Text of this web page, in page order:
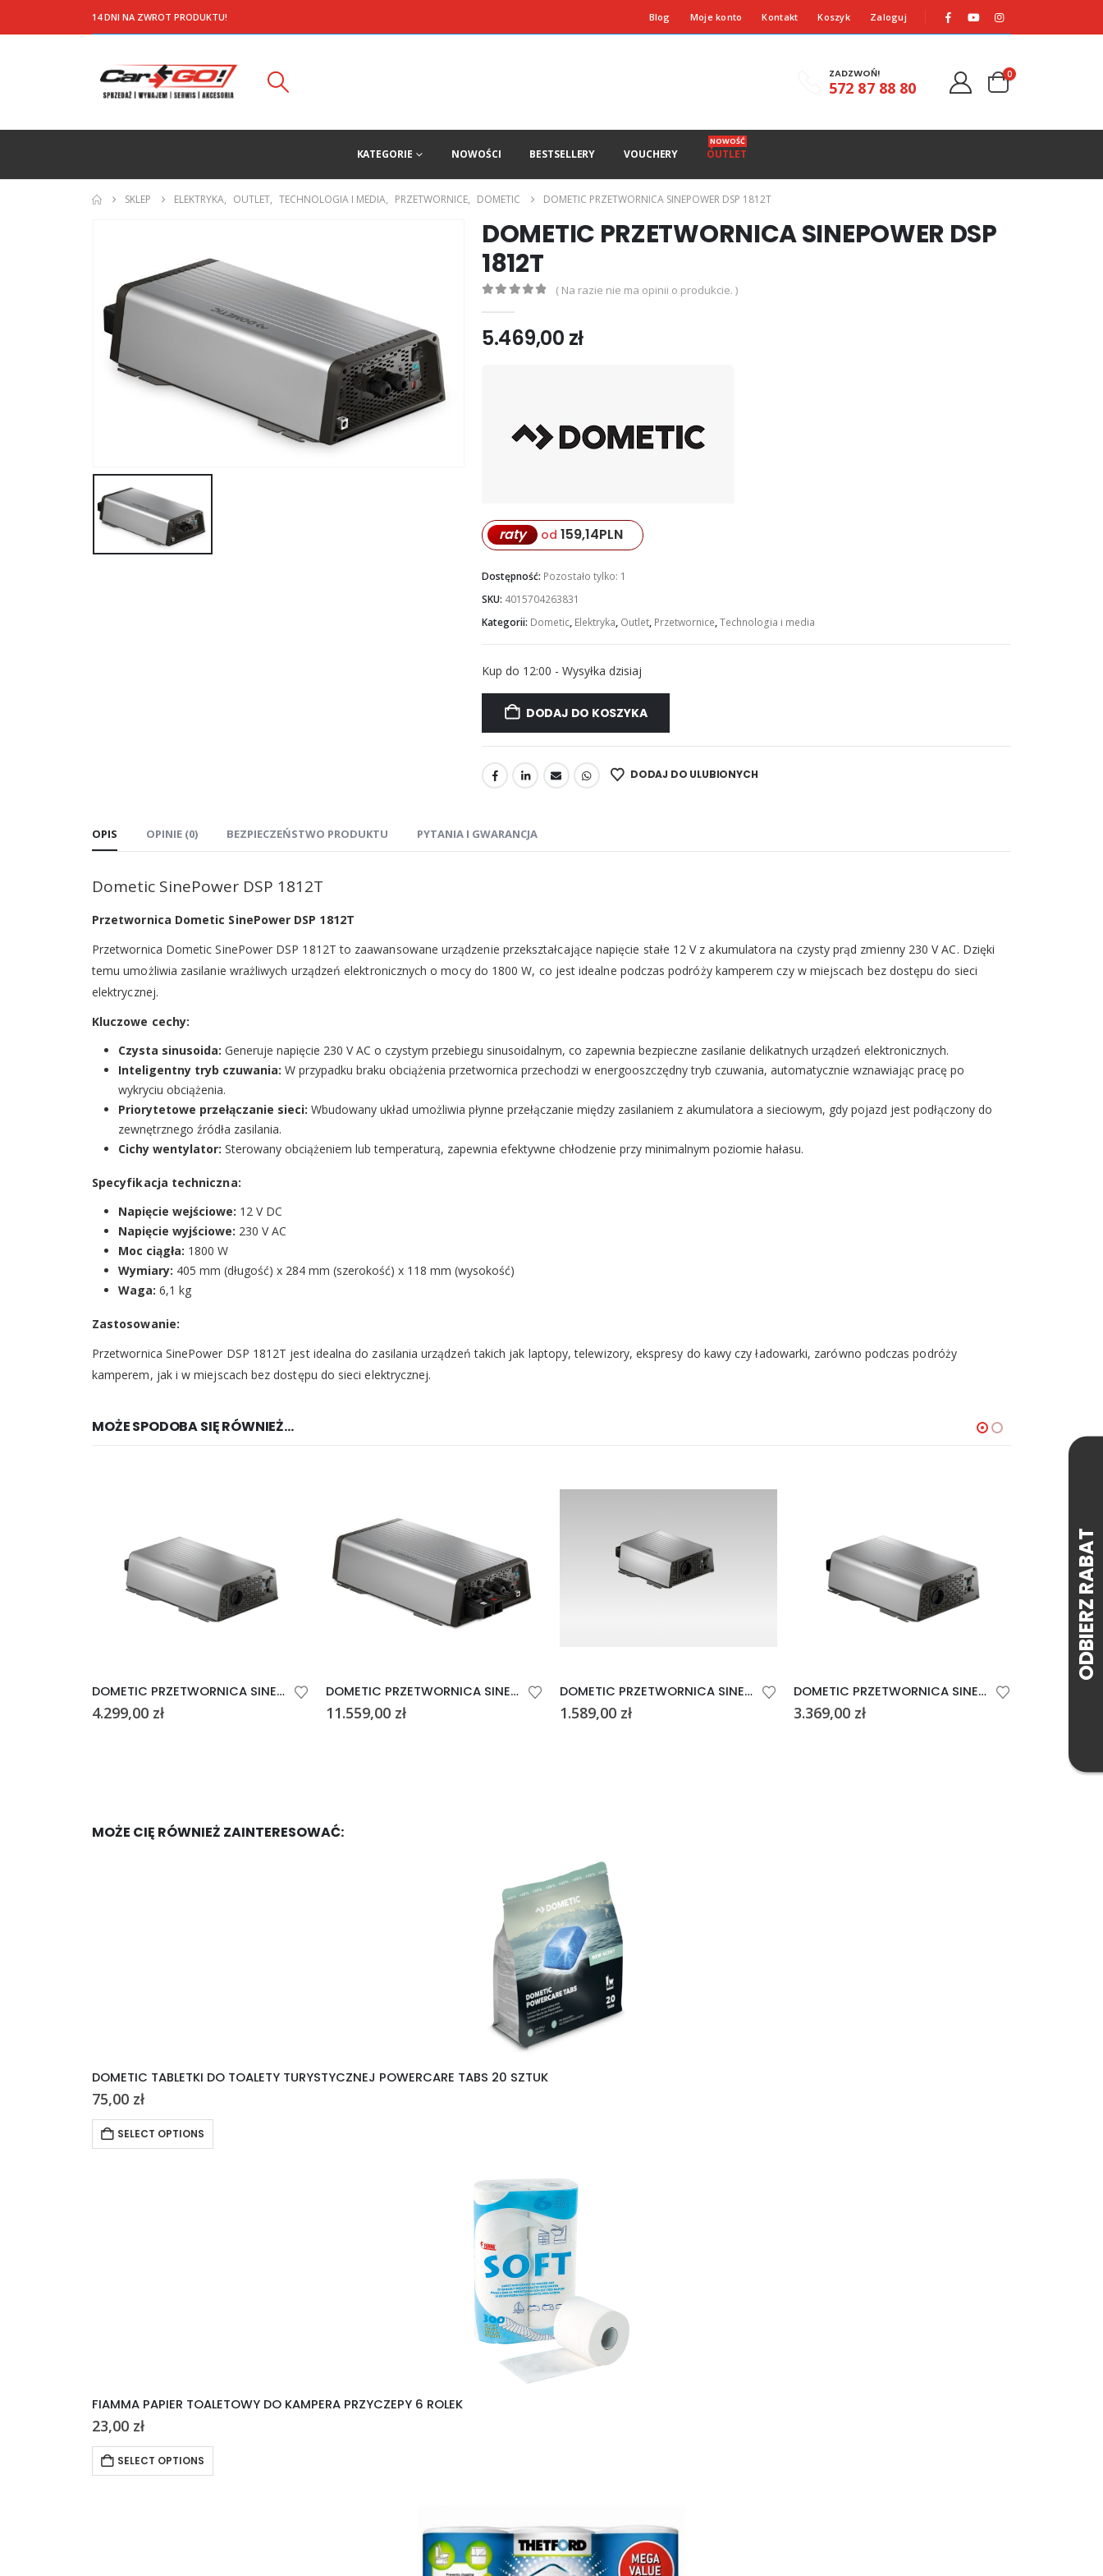
14 DNI NA ZWROT PRODUKTU! Blog Moje konto Kontakt Koszyk Zaloguj
ZADZWOŃ!
572 87 88 80
0
KATEGORIE NOWOŚCI BESTSELLERY VOUCHERY OUTLET
NOWOŚĆ
SKLEP ELEKTRYKA, OUTLET, TECHNOLOGIA I MEDIA, PRZETWORNICE, DOMETIC DOMETIC PRZETWORNICA SINEPOWER DSP 1812T
DOMETIC PRZETWORNICA SINEPOWER DSP
1812T
( Na razie nie ma opinii o produkcie. )
5.469,00 zł
raty od 159,14PLN
Dostępność: Pozostało tylko: 1
SKU: 4015704263831
Kategorii: Dometic, Elektryka, Outlet, Przetwornice,Technologia i media
Kup do 12:00 - Wysyłka dzisiaj
DODAJ DO KOSZYKA
DODAJ DO ULUBIONYCH
OPIS OPINIE (0) BEZPIECZEŃSTWO PRODUKTU PYTANIA I GWARANCJA
Dometic SinePower DSP 1812T
Przetwornica Dometic SinePower DSP 1812T
Przetwornica Dometic SinePower DSP 1812T to zaawansowane urządzenie przekształcające napięcie stałe 12 V z akumulatora na czysty prąd zmienny 230 V AC. Dzięki
temu umożliwia zasilanie wrażliwych urządzeń elektronicznych o mocy do 1800 W, co jest idealne podczas podróży kamperem czy w miejscach bez dostępu do sieci
elektrycznej.
Kluczowe cechy:
Czysta sinusoida: Generuje napięcie 230 V AC o czystym przebiegu sinusoidalnym, co zapewnia bezpieczne zasilanie delikatnych urządzeń elektronicznych.
Inteligentny tryb czuwania: W przypadku braku obciążenia przetwornica przechodzi w energooszczędny tryb czuwania, automatycznie wznawiając pracę po
wykryciu obciążenia.
Priorytetowe przełączanie sieci: Wbudowany układ umożliwia płynne przełączanie między zasilaniem z akumulatora a sieciowym, gdy pojazd jest podłączony do
zewnętrznego źródła zasilania.
Cichy wentylator: Sterowany obciążeniem lub temperaturą, zapewnia efektywne chłodzenie przy minimalnym poziomie hałasu.
Specyfikacja techniczna:
Napięcie wejściowe: 12 V DC
Napięcie wyjściowe: 230 V AC
Moc ciągła: 1800 W
Wymiary: 405 mm (długość) x 284 mm (szerokość) x 118 mm (wysokość)
Waga: 6,1 kg
Zastosowanie:
Przetwornica SinePower DSP 1812T jest idealna do zasilania urządzeń takich jak laptopy, telewizory, ekspresy do kawy czy ładowarki, zarówno podczas podróży
kamperem, jak i w miejscach bez dostępu do sieci elektrycznej.
MOŻE SPODOBA SIĘ RÓWNIEŻ…
DOMETIC PRZETWORNICA SINEPOWER DSP 2012
4.299,00 zł
DOMETIC PRZETWORNICA SINEPOWER DSP 3512 3500W
11.559,00 zł
DOMETIC PRZETWORNICA SINEPOWER DSP 612
1.589,00 zł
DOMETIC PRZETWORNICA SINEPOWER DSP 1512
3.369,00 zł
MOŻE CIĘ RÓWNIEŻ ZAINTERESOWAĆ:
DOMETIC TABLETKI DO TOALETY TURYSTYCZNEJ POWERCARE TABS 20 SZTUK
75,00 zł
SELECT OPTIONS
FIAMMA PAPIER TOALETOWY DO KAMPERA PRZYCZEPY 6 ROLEK
23,00 zł
SELECT OPTIONS